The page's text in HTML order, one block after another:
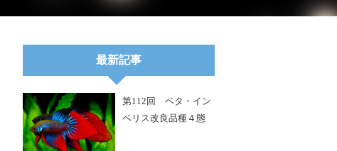
最新記事
第112回 ベタ・イン
ベリス改良品種４態